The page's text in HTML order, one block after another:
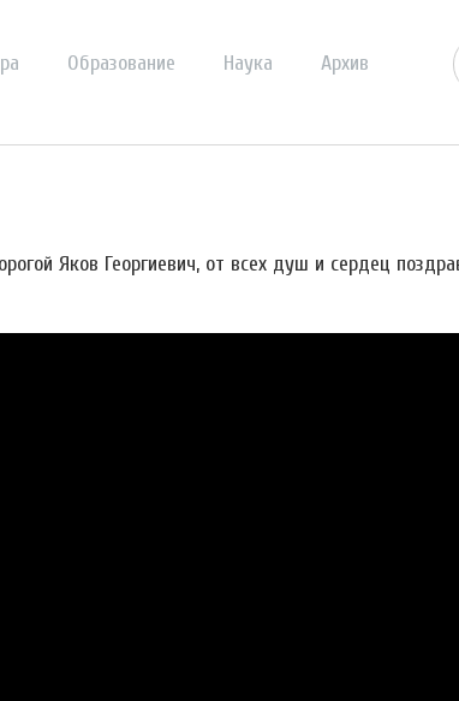
Образование Наука Архив
Яков Георгиевич, от всех душ и сердец